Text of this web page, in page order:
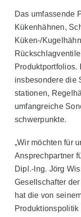
Das umfassende
Kükenhähnen,
Küken-/
Produktportfolios.
insbesondere die
stationen,
umfangreiche
schwerpunkte.
„Wir möchten für
Ansprechpartner
Dipl.-Ing. Jörg
Gesellschafter
hat die von